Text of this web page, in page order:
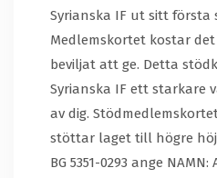
Syrianska IF ut sitt första
Medlemskortet kostar
beviljat att ge. Detta
Syrianska IF ett starkare
av dig.
stöttar laget till högre
BG 5351-0293 ange